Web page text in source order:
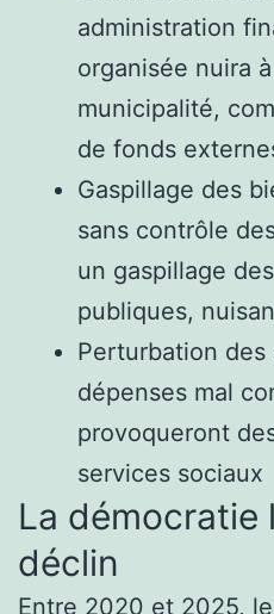
administration
organisée nuira
municipalité,
de fonds
Gaspillage des
sans contrôle
un gaspillage
publiques,
Perturbation des
dépenses mal
provoqueront
services sociaux
La démocratie
déclin
Entre 2020 et 2025,